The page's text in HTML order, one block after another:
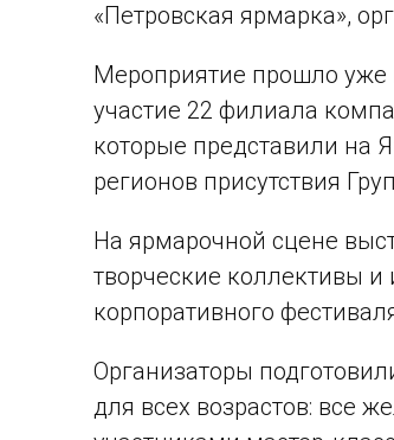
«Петровская ярмарка»,
Мероприятие прошло уже
участие 22 филиала
которые представили на
регионов присутствия
На ярмарочной сцене
творческие коллективы
корпоративного
Организаторы
для всех возрастов: все